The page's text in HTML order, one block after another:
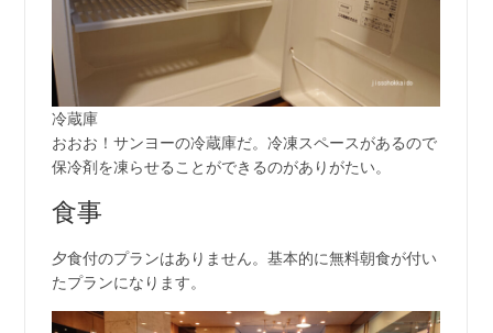
冷蔵庫
おおお！サンヨーの冷蔵庫だ。冷凍スペースがあるので
保冷剤を凍らせることができるのがありがたい。
食事
夕食付のプランはありません。基本的に無料朝食が付い
たプランになります。